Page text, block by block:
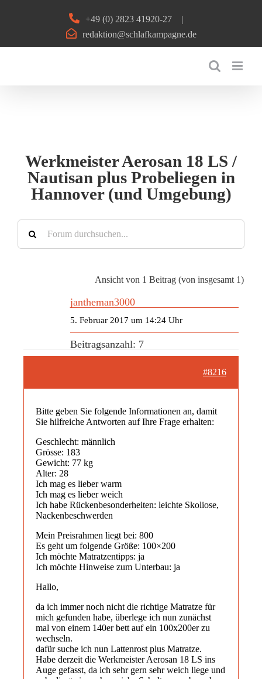
+49 (0) 2823 41920-27
|
redaktion@schlafkampagne.de
Werkmeister Aerosan 18 LS /
Nautisan plus Probeliegen in
Hannover (und Umgebung)
Ansicht von 1 Beitrag (von insgesamt 1)
jantheman3000
5. Februar 2017 um 14:24 Uhr
Beitragsanzahl: 7
#8216
Bitte geben Sie folgende Informationen an, damit
Sie hilfreiche Antworten auf Ihre Frage erhalten:
Geschlecht: männlich
Grösse: 183
Gewicht: 77 kg
Alter: 28
Ich mag es lieber warm
Ich mag es lieber weich
Ich habe Rückenbesonderheiten: leichte Skoliose,
Nackenbeschwerden
Mein Preisrahmen liegt bei: 800 
Es geht um folgende Größe: 100×200
Ich möchte Matratzentipps: ja
Ich möchte Hinweise zum Unterbau: ja
Hallo,
da ich immer noch nicht die richtige Matratze für
mich gefunden habe, überlege ich nun zunächst
mal von einem 140er bett auf ein 100x200er zu
wechseln.
dafür suche ich nun Lattenrost plus Matratze.
Habe derzeit die Werkmeister Aerosan 18 LS ins
Auge gefasst, da ich sehr gern sehr weich liege und